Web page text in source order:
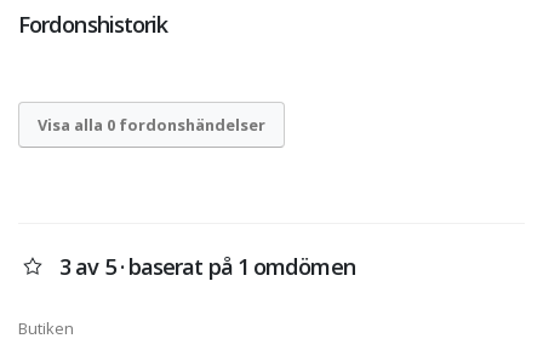
Fordonshistorik
Visa alla 0 fordonshändelser
3 av 5 · baserat på 1 omdömen
Butiken